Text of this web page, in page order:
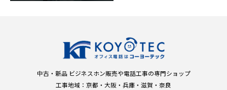
中古・新品 ビジネスホン販売や電話工事の専門ショップ
工事地域：京都・大阪・兵庫・滋賀・奈良